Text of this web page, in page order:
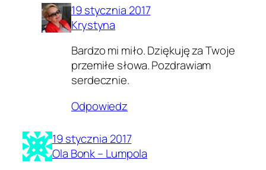
19 stycznia 2017
Krystyna
Bardzo mi miło. Dziękuję za Twoje
przemiłe słowa. Pozdrawiam
serdecznie.
Odpowiedz
19 stycznia 2017
Ola Bonk – Lumpola